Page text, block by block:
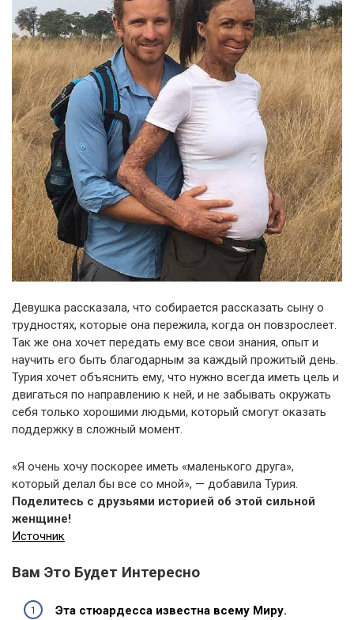
Девушка рассказала, что собирается рассказать сыну о
трудностях, которые она пережила, когда он повзрослеет.
Так же она хочет передать ему все свои знания, опыт и
научить его быть благодарным за каждый прожитый день.
Турия хочет объяснить ему, что нужно всегда иметь цель и
двигаться по направлению к ней, и не забывать окружать
себя только хорошими людьми, который смогут оказать
поддержку в сложный момент.
«Я очень хочу поскорее иметь «маленького друга»,
который делал бы все со мной», — добавила Турия.
Поделитесь с друзьями историей об этой сильной
женщине!
Источник
Вам Это Будет Интересно
Эта стюардесса известна всему Миру.